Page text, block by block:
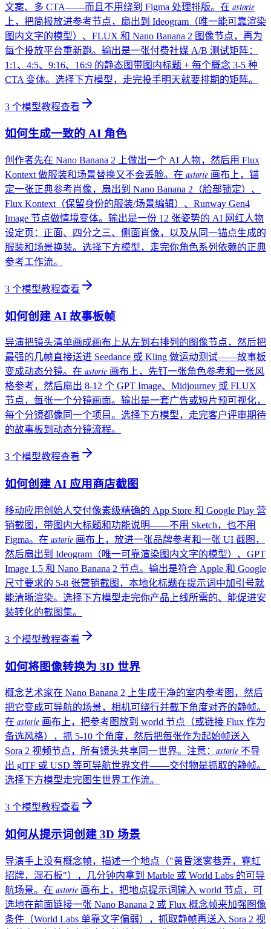
文案、多 CTA——而且不用绕到 Figma 处理排版。在 astorie
上，把简报放进参考节点，扇出到 Ideogram（唯一能可靠渲染
图内文字的模型）、FLUX 和 Nano Banana 2 图像节点，再为
每个投放平台重新跑。输出是一张付费社媒 A/B 测试矩阵：
1:1、4:5、9:16、16:9 的静态图带图内标题 + 每个概念 3-5 种
CTA 变体。选择下方模型，走完投手明天就要排期的矩阵。
3 个模型教程查看
如何生成一致的 AI 角色
创作者先在 Nano Banana 2 上做出一个 AI 人物，然后用 Flux
Kontext 做服装和场景替换又不会丢脸。在 astorie 画布上，锚
定一张正典参考肖像，扇出到 Nano Banana 2（脸部锁定）、
Flux Kontext（保留身份的服装/场景编辑）、Runway Gen4
Image 节点做情境变体。输出是一份 12 张姿势的 AI 网红人物
设定页：正面、四分之三、侧面肖像，以及从同一锚点生成的
服装和场景换装。选择下方模型，走完你角色系列依赖的正典
参考工作流。
3 个模型教程查看
如何创建 AI 故事板帧
导演把镜头清单画成画布上从左到右排列的图像节点，然后把
最强的几帧直接送进 Seedance 或 Kling 做运动测试——故事板
变成动态分镜。在 astorie 画布上，先钉一张角色参考和一张风
格参考，然后扇出 8-12 个 GPT Image、Midjourney 或 FLUX
节点，每张一个分镜画面。输出是一套广告或短片预可视化，
每个分镜都像同一个项目。选择下方模型，走完客户评审期待
的故事板到动态分镜流程。
3 个模型教程查看
如何创建 AI 应用商店截图
移动应用创始人交付像素级精确的 App Store 和 Google Play 营
销截图，带图内大标题和功能说明——不用 Sketch，也不用
Figma。在 astorie 画布上，放进一张品牌参考和一张 UI 截图，
然后扇出到 Ideogram（唯一可靠渲染图内文字的模型）、GPT
Image 1.5 和 Nano Banana 2 节点。输出是符合 Apple 和 Google
尺寸要求的 5-8 张营销截图，本地化标题在提示词中加引号就
能清晰渲染。选择下方模型走完你产品上线所需的、能促进安
装转化的截图集。
3 个模型教程查看
如何将图像转换为 3D 世界
概念艺术家在 Nano Banana 2 上生成干净的室内参考图，然后
把它变成可导航的场景，相机可绕行并截下角度对齐的静帧。
在 astorie 画布上，把参考图放到 world 节点（或链接 Flux 作为
备选风格），抓 5-10 个角度，然后把每张作为起始帧送入
Sora 2 视频节点，所有镜头共享同一世界。注意： astorie 不导
出 glTF 或 USD 等可导航世界文件——交付物是抓取的静帧。
选择下方模型走完图生世界工作流。
3 个模型教程查看
如何从提示词创建 3D 场景
导演手上没有概念帧，描述一个地点（"黄昏迷雾巷弄，霓虹
招牌，湿石板"），几分钟内拿到 Marble 或 World Labs 的可导
航场景。在 astorie 画布上，把地点提示词输入 world 节点，可
选地在前面链接一张 Nano Banana 2 或 Flux 概念帧来加强图像
条件（World Labs 单靠文字偏弱），抓取静帧再送入 Sora 2 视